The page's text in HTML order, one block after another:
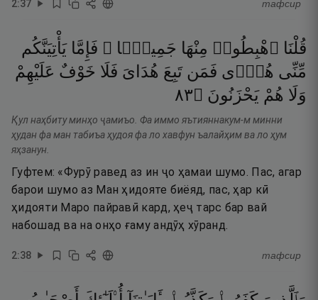
2:37 тафсир
قُلْنَا ٱهْبِطُوا۟ مِنْهَا جَمِيعًۭا ۖ فَإِمَّا يَأْتِيَنَّكُم
مِّنِّى هُدًۭى فَمَن تَبِعَ هُدَاىَ فَلَا خَوْفٌ عَلَيْهِمْ
وَلَا هُمْ يَحْزَنُونَ ۝٣٨
Қул наҳбиту минҳо ҷамиъо. Фа иммо яътияннакум-м минни
ҳудан фа ман табиъа ҳудоя фа ло хавфун ъалайҳим ва ло ҳум
яҳзанун.
Гуфтем: «Фурӯ равед аз ин ҷо ҳамаи шумо. Пас, агар
барои шумо аз Ман ҳидояте биёяд, пас, ҳар кӣ
ҳидояти Маро пайравӣ кард, ҳеҷ тарс бар вай
набошад ва на онҳо ғаму андӯҳ хӯранд.
2:38 тафсир